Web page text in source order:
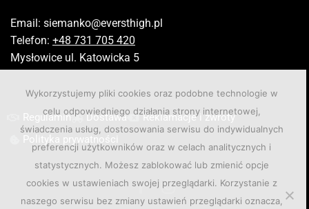
Email: siemanko@eversthigh.pl
Telefon: +48 731 705 420
Mysłowice ul. Katowicka 5
Regulamin Dostawa
Reklamacje i zwroty
Polityka prywatności
Wykorzystujemy pliki cookies oraz podobne technologie w
celu odpowiedniego działania strony internetowej,
świadczenia usług, dostosowania serwisu do indywidualnych
preferencji użytkowników oraz w celach analitycznych i
statystycznych. Możesz zablokować lub zmienić opcje
cookies w ustawieniach swojej przeglądarki. Korzystanie z
naszego serwisu bez zmiany ustawień przeglądarki oznacza,